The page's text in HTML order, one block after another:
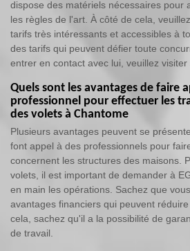
dispose des matériels nécessaires pour
les règles de l'art. À côté de cela,
tarifs très intéressants et accessibles à
des tarifs qui peuvent défier toute
entrer en contact avec lui, veuillez visiter
Quels sont les avantages de faire
professionnel pour effectuer les
des volets à Chantome
Plusieurs avantages peuvent se
font appel à des professionnels pour
concernent les structures des maisons.
volets, il est important de demander à
en main les opérations. Sachez que
avantages financiers qui peuvent
cela, sachez qu'il a la possibilité de
de travail.